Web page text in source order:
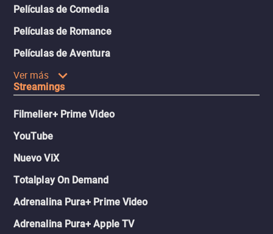
Películas de Comedia
Películas de Romance
Películas de Aventura
Ver más
Streamings
Filmelier+ Prime Video
YouTube
Nuevo ViX
Totalplay On Demand
Adrenalina Pura+ Prime Video
Adrenalina Pura+ Apple TV